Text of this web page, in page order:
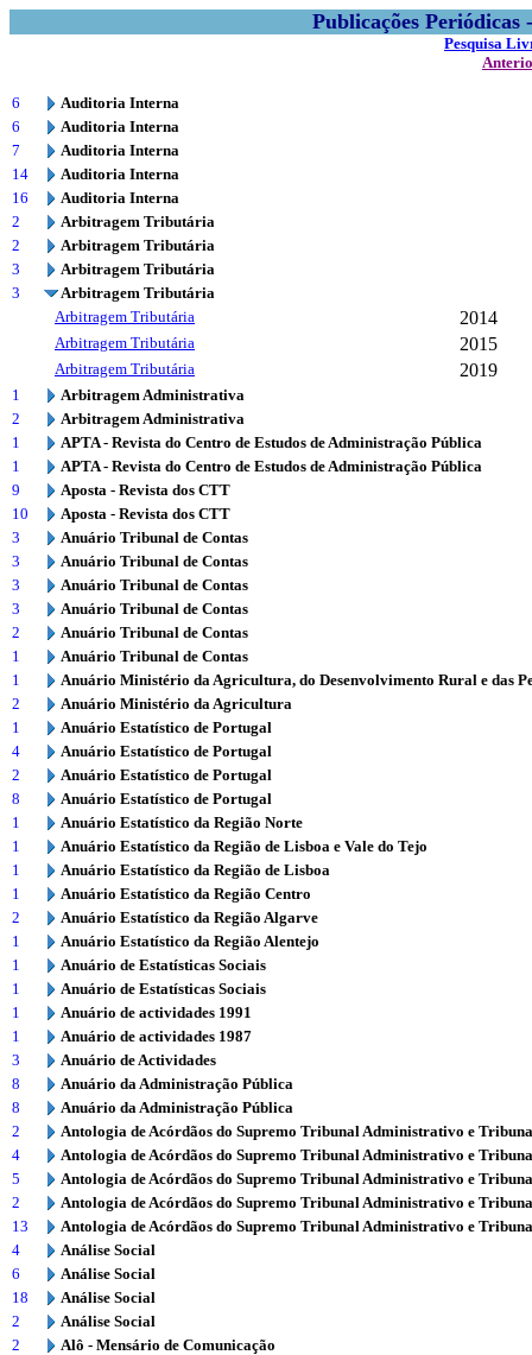
Publicações
Pesquisa
6
Auditoria Interna
6
Auditoria Interna
7
Auditoria Interna
14
Auditoria Interna
16
Auditoria Interna
2
Arbitragem Tributária
2
Arbitragem Tributária
3
Arbitragem Tributária
3
Arbitragem Tributária
Arbitragem Tributária
2014
Arbitragem Tributária 2015
Arbitragem Tributária 2019
1
Arbitragem Administrativa
2
Arbitragem Administrativa
1
APTA - Revista do Centro de Estudos de Administração Pública
1
APTA - Revista do Centro de Estudos de Administração Pública
9
Aposta - Revista dos CTT
10
Aposta - Revista dos CTT
3
Anuário Tribunal de Contas
3
Anuário Tribunal de Contas
3
Anuário Tribunal de Contas
3
Anuário Tribunal de Contas
2
Anuário Tribunal de Contas
1
Anuário Tribunal de Contas
1
Anuário Ministério da Agricultura, do Desenvolvimento Rural e das
2
Anuário Ministério da Agricultura
1
Anuário Estatístico de Portugal
4
Anuário Estatístico de Portugal
2
Anuário Estatístico de Portugal
8
Anuário Estatístico de Portugal
1
Anuário Estatístico da Região Norte
1
Anuário Estatístico da Região de Lisboa e Vale do Tejo
1
Anuário Estatístico da Região de Lisboa
1
Anuário Estatístico da Região Centro
2
Anuário Estatístico da Região Algarve
1
Anuário Estatístico da Região Alentejo
1
Anuário de Estatísticas Sociais
1
Anuário de Estatísticas Sociais
1
Anuário de actividades 1991
1
Anuário de actividades 1987
3
Anuário de Actividades
8
Anuário da Administração Pública
8
Anuário da Administração Pública
2
Antologia de Acórdãos do Supremo Tribunal Administrativo e
4
Antologia de Acórdãos do Supremo Tribunal Administrativo e
5
Antologia de Acórdãos do Supremo Tribunal Administrativo e
2
Antologia de Acórdãos do Supremo Tribunal Administrativo e
13
Antologia de Acórdãos do Supremo Tribunal Administrativo e
4
Análise Social
6
Análise Social
18
Análise Social
2
Análise Social
2
Alô - Mensário de Comunicação